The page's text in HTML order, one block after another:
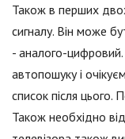
Також в перших
сигналу. Він може
- аналого-
автопошуку і
список після
Також необхідно